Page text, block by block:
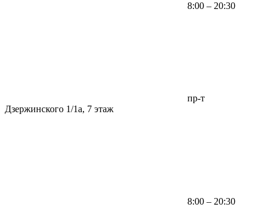
8:00 – 20:30
пр-т
Дзержинского 1/1а, 7 этаж
8:00 – 20:30